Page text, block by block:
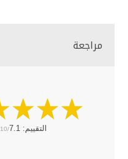
مراجعة
التقييم: 10/7.1